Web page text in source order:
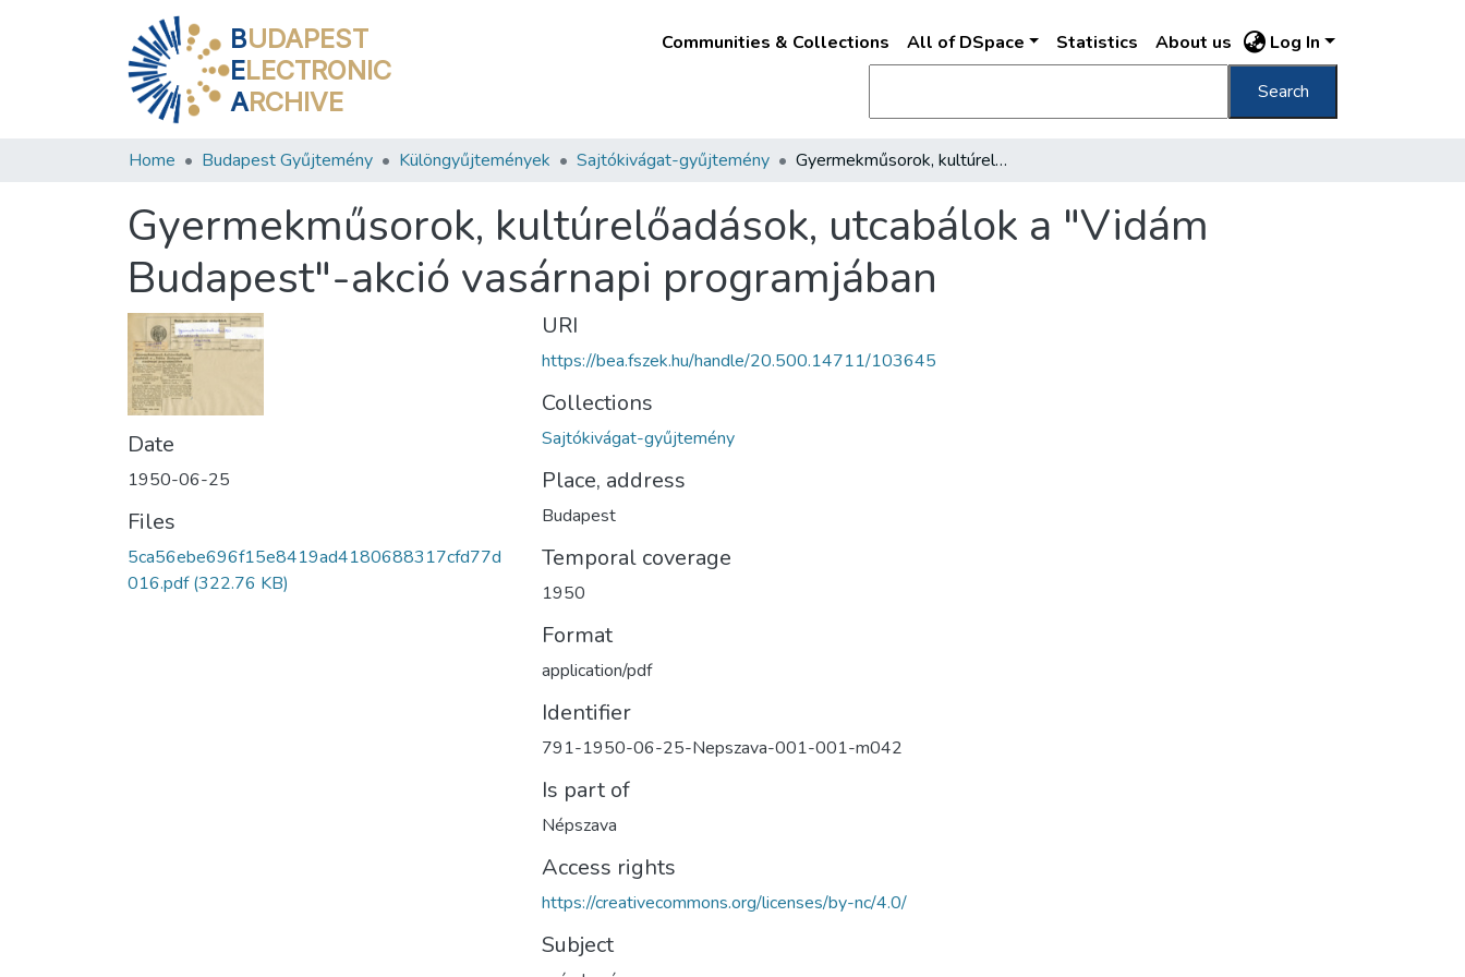
BUDAPEST
ELECTRONIC
ARCHIVE
Communities & Collections All of DSpace Statistics About us Log In
Search
Home Budapest Gyűjtemény Különgyűjtemények Sajtókivágat-gyűjtemény Gyermekműsorok, kultúrelőadások, utcabálok a "Vidám Budapest"-akció vasárnapi programjában
Gyermekműsorok, kultúrelőadások, utcabálok a "Vidám
Budapest"-akció vasárnapi programjában
Date
1950-06-25
Files
5ca56ebe696f15e8419ad4180688317cfd77d
016.pdf(322.76 KB)
URI
https://bea.fszek.hu/handle/20.500.14711/103645
Collections
Sajtókivágat-gyűjtemény
Place, address
Budapest
Temporal coverage
1950
Format
application/pdf
Identifier
791-1950-06-25-Nepszava-001-001-m042
Is part of
Népszava
Access rights
https://creativecommons.org/licenses/by-nc/4.0/
Subject